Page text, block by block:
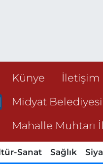
Künye İletişim
Midyat Belediyesi
Mahalle Muhtarı
Sanat Sağlık